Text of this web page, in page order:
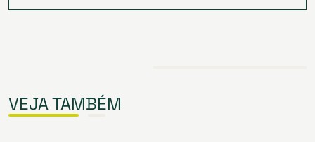
VEJA TAMBÉM